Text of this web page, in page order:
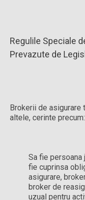
Regulile Speciale
Prevazute de
Brokerii de asigurare
altele, cerinte precum:
Sa fie persoana
fie cuprinsa
asigurare,
broker de
uzual pentru